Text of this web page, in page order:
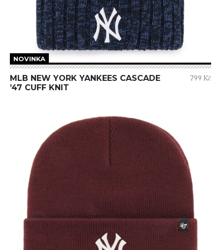
NOVINKA
MLB NEW YORK YANKEES CASCADE
’47 CUFF KNIT
799 Kč